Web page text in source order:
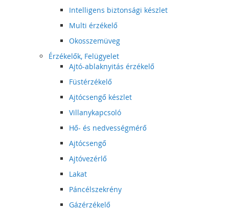
Intelligens biztonsági készlet
Multi érzékelő
Okosszemüveg
Érzékelők, Felügyelet
Ajtó-ablaknyitás érzékelő
Füstérzékelő
Ajtócsengő készlet
Villanykapcsoló
Hő- és nedvességmérő
Ajtócsengő
Ajtóvezérlő
Lakat
Páncélszekrény
Gázérzékelő